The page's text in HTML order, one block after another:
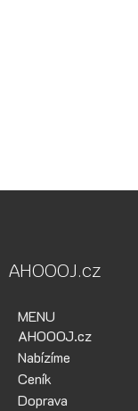
AHOOOJ.cz
MENU
AHOOOJ.cz
Nabízíme
Ceník
Doprava